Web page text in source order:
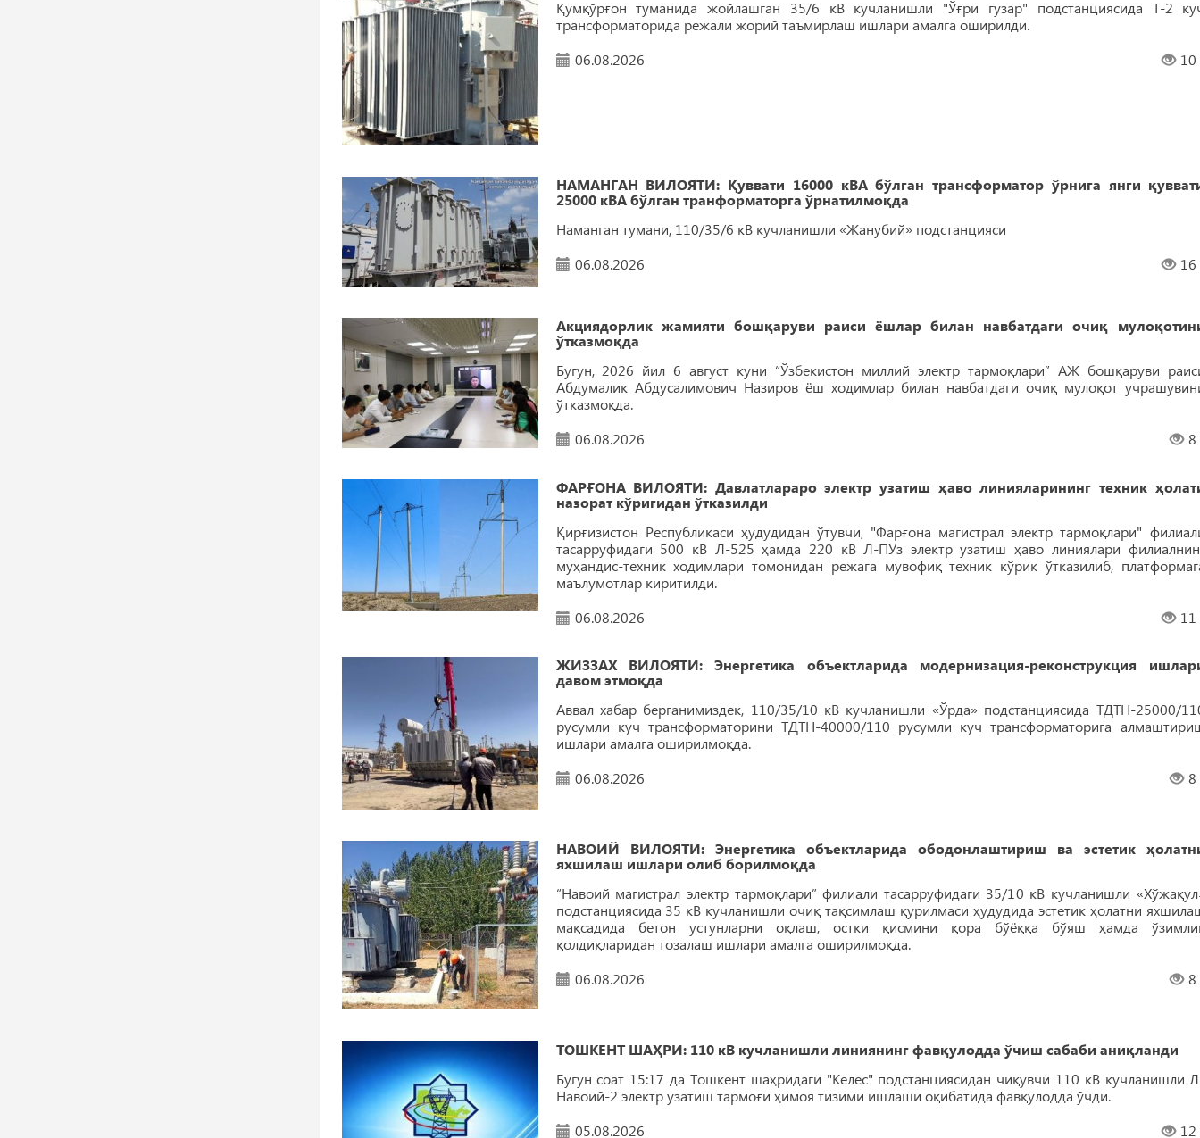
Қумқўрғон туманида жойлашган 35/6 кВ кучланишли "Ўғри гузар" подстанциясида Т-2
трансформаторида режали жорий таъмирлаш ишлари амалга оширилди.
06.08.2026
10
НАМАНГАН ВИЛОЯТИ: Қуввати 16000 кВА бўлган трансформатор ўрнига янги
25000 кВА бўлган транформаторга ўрнатилмоқда
Наманган тумани, 110/35/6 кВ кучланишли «Жанубий» подстанцияси
06.08.2026
16
Акциядорлик жамияти бошқаруви раиси ёшлар билан навбатдаги очиқ
ўтказмоқда
Бугун, 2026 йил 6 август куни “Ўзбекистон миллий электр тармоқлари” АЖ бошқаруви
Абдумалик Абдусалимович Назиров ёш ходимлар билан навбатдаги очиқ мулоқот
ўтказмоқда.
06.08.2026
8
ФАРҒОНА ВИЛОЯТИ: Давлатлараро электр узатиш ҳаво линияларининг техник
назорат кўригидан ўтказилди
Қирғизистон Республикаси ҳудудидан ўтувчи, "Фарғона магистрал электр тармоқлари"
тасарруфидаги 500 кВ Л-525 ҳамда 220 кВ Л-ПУз электр узатиш ҳаво линиялари
муҳандис-техник ходимлари томонидан режага мувофиқ техник кўрик ўтказилиб,
маълумотлар киритилди.
06.08.2026
11
ЖИЗЗАХ ВИЛОЯТИ: Энергетика объектларида модернизация-реконструкция
давом этмоқда
Аввал хабар берганимиздек, 110/35/10 кВ кучланишли «Ўрда» подстанциясида ТДТН-25000/
русумли куч трансформаторини ТДТН-40000/110 русумли куч трансформаторига
ишлари амалга оширилмоқда.
06.08.2026
8
НАВОИЙ ВИЛОЯТИ: Энергетика объектларида ободонлаштириш ва эстетик
яхшилаш ишлари олиб борилмоқда
“Навоий магистрал электр тармоқлари” филиали тасарруфидаги 35/10 кВ кучланишли
подстанциясида 35 кВ кучланишли очиқ тақсимлаш қурилмаси ҳудудида эстетик ҳолатни
мақсадида бетон устунларни оқлаш, остки қисмини қора бўёққа бўяш ҳамда
қолдиқларидан тозалаш ишлари амалга оширилмоқда.
06.08.2026
8
ТОШКЕНТ ШАҲРИ: 110 кВ кучланишли линиянинг фавқулодда ўчиш сабаби аниқланди
Бугун соат 15:17 да Тошкент шаҳридаги "Келес" подстанциясидан чиқувчи 110 кВ кучланишли
Навоий-2 электр узатиш тармоғи ҳимоя тизими ишлаши оқибатида фавқулодда ўчди.
05.08.2026
12